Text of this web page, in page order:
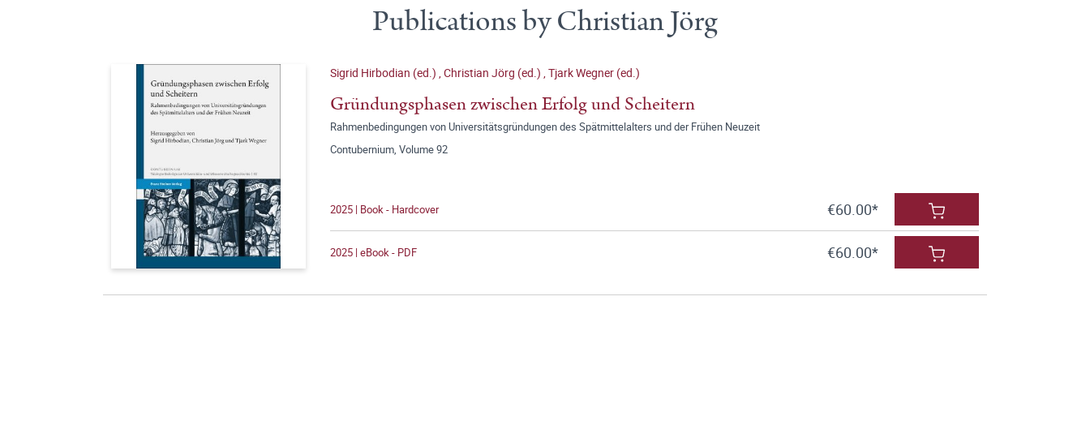
Publications by Christian Jörg
Sigrid Hirbodian (ed.) ,Christian Jörg (ed.) ,Tjark Wegner (ed.)
Gründungsphasen zwischen Erfolg und Scheitern
Rahmenbedingungen von Universitätsgründungen des Spätmittelalters und der Frühen Neuzeit
Contubernium, Volume 92
2025 | Book - Hardcover €60.00*
2025 | eBook - PDF €60.00*